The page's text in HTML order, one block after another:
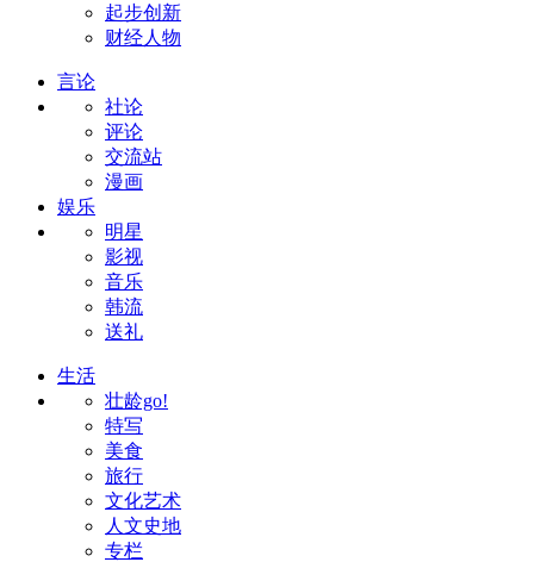
起步创新
财经人物
言论
社论
评论
交流站
漫画
娱乐
明星
影视
音乐
韩流
送礼
生活
壮龄go!
特写
美食
旅行
文化艺术
人文史地
专栏